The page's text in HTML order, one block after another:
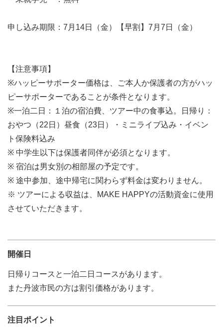
申し込み期限：7月14日（金）【早割】7月7日（金）
【注意事項】
※ハッピーサポーター価格は、ご本人か保護者の方がハッ
ピーサポーターであることが条件となります。
※一泊二日：１泊の宿泊費、ツアー中の食事込。日帰り：
おやつ（22日）昼食（23日）・ミニライブ込み・イベン
ト保険料込み
※ 中学生以下は保護者同伴が必須となります。
※ 宿泊は男女別の相部屋の予定です。
※ 途中参加、途中帰宅に関わらず料金は変わりません。
※ ツアーによる収益は、MAKE HAPPYの活動資金に使用
させていただきます。
開催日
日帰りコースと一泊二日コースがあります。
また丹波市民の方は割引価格があります。
注目ポイント